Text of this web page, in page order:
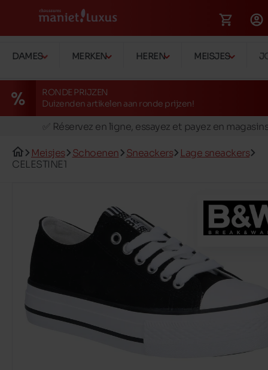
DAMES MERKEN HEREN MEISJES
RONDE PRIJZEN
Duizenden artikelen aan ronde prijzen!
🚛 Livraison gratuite en magasins
✅ Réservez en ligne, essayez et payez en
📦 Livraison à domicile gratuite dés 39€ d'achats
🚛 Livraison gratuite en magasins
Meisjes Schoenen Sneackers
Lage sneackers
CELESTINE1